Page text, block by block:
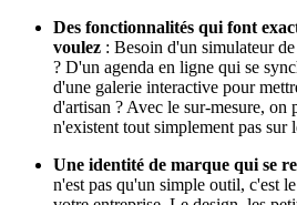
Des fonctionnalités qui font
voulez : Besoin d'un simulateur
? D'un agenda en ligne qui se
d'une galerie interactive pour
d'artisan ? Avec le sur-mesure, on
n'existent tout simplement pas sur
Une identité de marque qui se
n'est pas qu'un simple outil, c'est